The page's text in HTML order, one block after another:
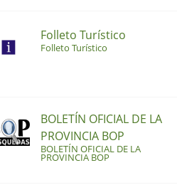
Folleto Turístico
Folleto Turístico
BOLETÍN OFICIAL DE LA
PROVINCIA BOP
BOLETÍN OFICIAL DE LA
PROVINCIA BOP